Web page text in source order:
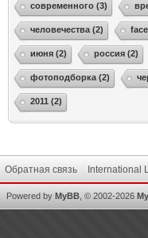
современного (3)
человечества (2)
июня (2) россия (2)
фотоподборка (2)
2011 (2)
Обратная связь International
Powered by MyBB , © 2002-2026